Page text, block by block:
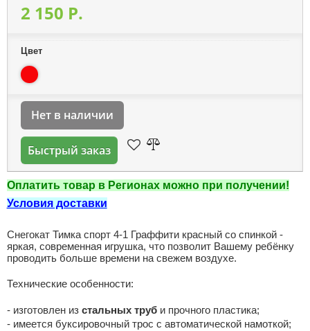
2 150 P.
Цвет
Нет в наличии
Быстрый заказ
Оплатить товар в Регионах можно при получении!
Условия доставки
Снегокат Тимка спорт 4-1 Граффити красный со спинкой -
яркая, современная игрушка, что позволит Вашему ребёнку
проводить больше времени на свежем воздухе.
Технические особенности:
- изготовлен из стальных труби прочного пластика;
- имеется буксировочный трос с автоматической намоткой;